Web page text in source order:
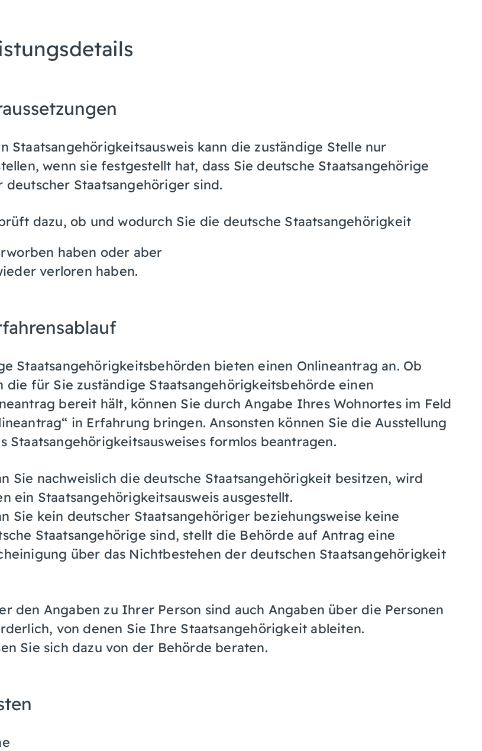
Staatsangehörigkeitsausweis kann die zuständige Stelle nur
wenn sie festgestellt hat, dass Sie deutsche Staatsangehörige
deutscher Staatsangehöriger sind.
dazu, ob und wodurch Sie die deutsche Staatsangehörigkeit
haben oder aber
verloren haben.
Staatsangehörigkeitsbehörden bieten einen Onlineantrag an. Ob
die für Sie zuständige Staatsangehörigkeitsbehörde einen
bereit hält, können Sie durch Angabe Ihres Wohnortes im Feld
in Erfahrung bringen. Ansonsten können Sie die Ausstellung
Staatsangehörigkeitsausweises formlos beantragen.
Sie nachweislich die deutsche Staatsangehörigkeit besitzen, wird
ein Staatsangehörigkeitsausweis ausgestellt.
Sie kein deutscher Staatsangehöriger beziehungsweise keine
Staatsangehörige sind, stellt die Behörde auf Antrag eine
über das Nichtbestehen der deutschen Staatsangehörigkeit
den Angaben zu Ihrer Person sind auch Angaben über die Personen
von denen Sie Ihre Staatsangehörigkeit ableiten.
Sie sich dazu von der Behörde beraten.